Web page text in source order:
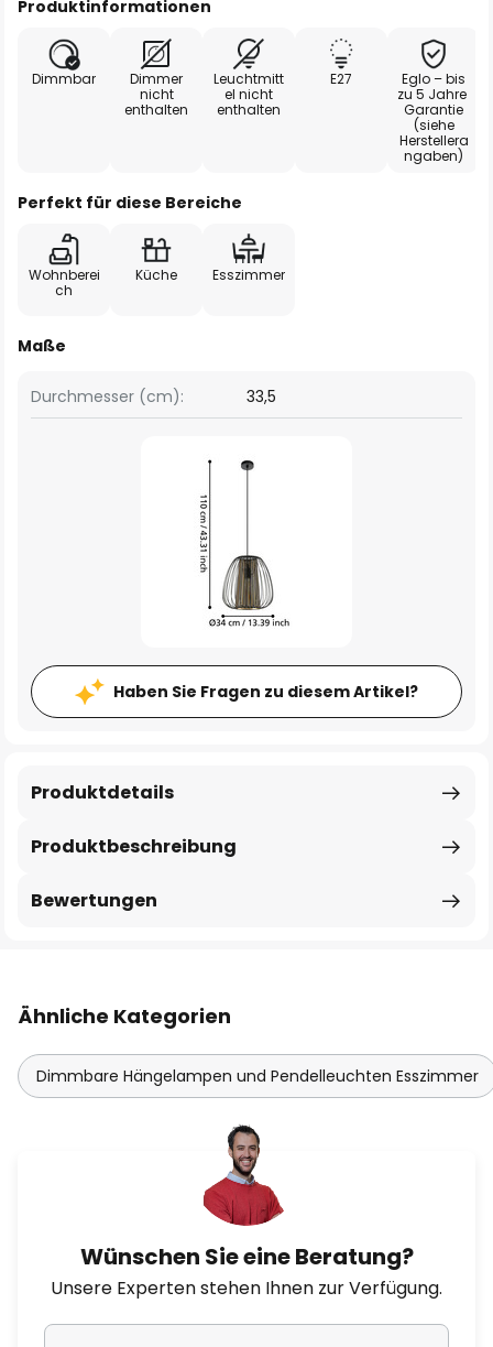
Produktinformationen
Dimmbar
Dimmer
nicht
enthalten
Leuchtmitt
el nicht
enthalten
E27
Eglo – bis
zu 5 Jahre
Garantie
(siehe
Herstellera
ngaben)
Perfekt für diese Bereiche
Wohnberei
ch
Küche Esszimmer
Maße
Durchmesser (cm): 33,5
Haben Sie Fragen zu diesem Artikel?
Produktbeschreibung
Produktdetails
Bewertungen
Ähnliche Kategorien
Dimmbare Hängelampen und Pendelleuchten Esszimmer
Wünschen Sie eine Beratung?
Unsere Experten stehen Ihnen zur Verfügung.